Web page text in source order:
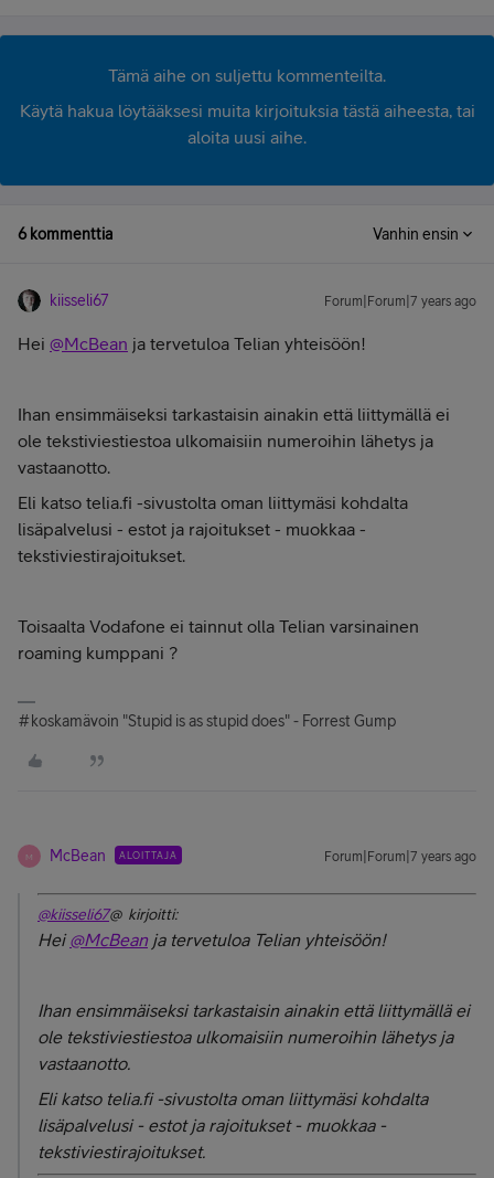
Tämä aihe on suljettu kommenteilta.
Käytä hakua löytääksesi muita kirjoituksia tästä aiheesta, tai
aloita uusi aihe.
6 kommenttia Vanhin ensin
kiisseli67 Forum|Forum|7 years ago
Hei @McBean ja tervetuloa Telian yhteisöön!
Ihan ensimmäiseksi tarkastaisin ainakin että liittymällä ei
ole tekstiviestiestoa ulkomaisiin numeroihin lähetys ja
vastaanotto.
Eli katso telia.fi -sivustolta oman liittymäsi kohdalta
lisäpalvelusi - estot ja rajoitukset - muokkaa -
tekstiviestirajoitukset.
Toisaalta Vodafone ei tainnut olla Telian varsinainen
roaming kumppani ?
#koskamävoin "Stupid is as stupid does" - Forrest Gump
M McBean ALOITTAJA Forum|Forum|7 years ago
@kiisseli67@ kirjoitti:
Hei@McBeanja tervetuloa Telian yhteisöön!
Ihan ensimmäiseksi tarkastaisin ainakin että liittymällä ei
ole tekstiviestiestoa ulkomaisiin numeroihin lähetys ja
vastaanotto.
Eli katso telia.fi -sivustolta oman liittymäsi kohdalta
lisäpalvelusi - estot ja rajoitukset - muokkaa -
tekstiviestirajoitukset.